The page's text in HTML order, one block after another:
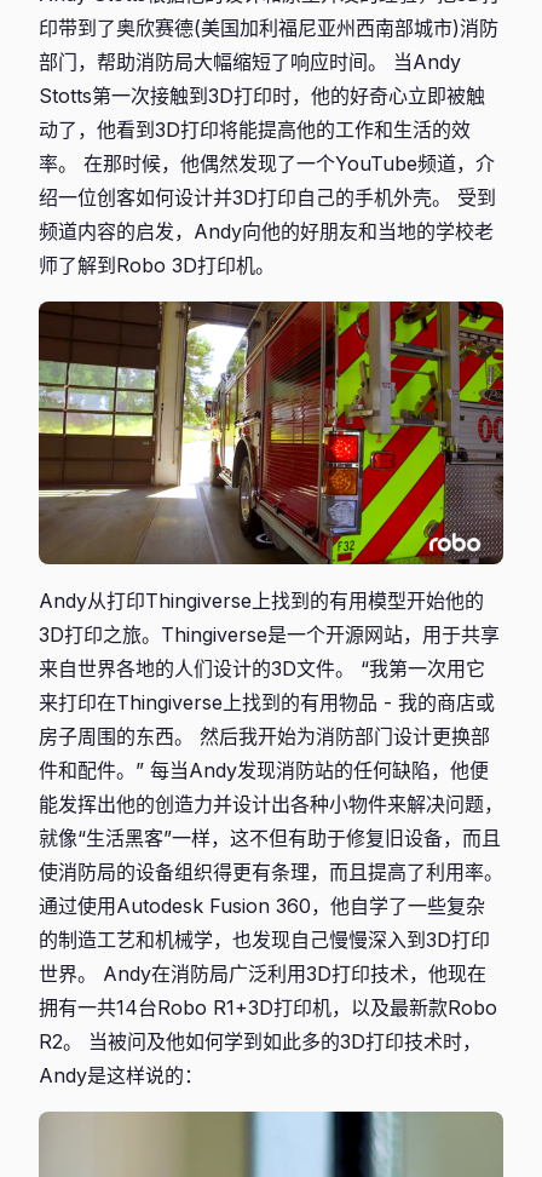
印带到了奥欣赛德(美国加利福尼亚州西南部城市)消防
部门，帮助消防局大幅缩短了响应时间。 当Andy
Stotts第一次接触到3D打印时，他的好奇心立即被触
动了，他看到3D打印将能提高他的工作和生活的效
率。 在那时候，他偶然发现了一个YouTube频道，介
绍一位创客如何设计并3D打印自己的手机外壳。 受到
频道内容的启发，Andy向他的好朋友和当地的学校老
师了解到Robo 3D打印机。
Andy从打印Thingiverse上找到的有用模型开始他的
3D打印之旅。Thingiverse是一个开源网站，用于共享
来自世界各地的人们设计的3D文件。 “我第一次用它
来打印在Thingiverse上找到的有用物品 - 我的商店或
房子周围的东西。 然后我开始为消防部门设计更换部
件和配件。” 每当Andy发现消防站的任何缺陷，他便
能发挥出他的创造力并设计出各种小物件来解决问题，
就像“生活黑客”一样，这不但有助于修复旧设备，而且
使消防局的设备组织得更有条理，而且提高了利用率。
通过使用Autodesk Fusion 360，他自学了一些复杂
的制造工艺和机械学，也发现自己慢慢深入到3D打印
世界。 Andy在消防局广泛利用3D打印技术，他现在
拥有一共14台Robo R1+3D打印机，以及最新款Robo
R2。 当被问及他如何学到如此多的3D打印技术时，
Andy是这样说的：